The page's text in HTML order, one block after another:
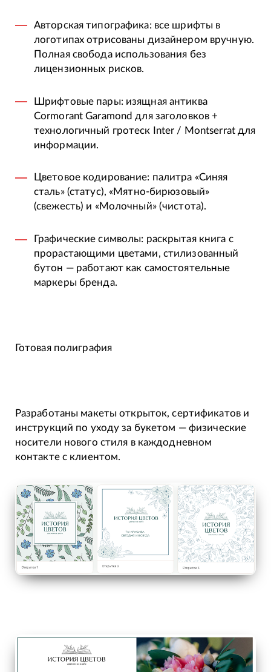
Авторская типографика: все шрифты в
логотипах отрисованы дизайнером вручную.
Полная свобода использования без
лицензионных рисков.
Шрифтовые пары: изящная антиква
Cormorant Garamond для заголовков +
технологичный гротеск Inter / Montserrat для
информации.
Цветовое кодирование: палитра «Синяя
сталь» (статус), «Мятно-бирюзовый»
(свежесть) и «Молочный» (чистота).
Графические символы: раскрытая книга с
прорастающими цветами, стилизованный
бутон — работают как самостоятельные
маркеры бренда.
Готовая полиграфия
Разработаны макеты открыток, сертификатов и
инструкций по уходу за букетом — физические
носители нового стиля в каждодневном
контакте с клиентом.